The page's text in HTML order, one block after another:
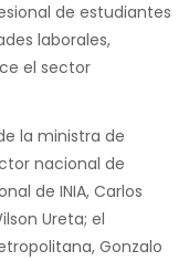
de estudiantes
laborales,
el sector
la ministra de
nacional de
de INIA, Carlos
Ureta; el
Gonzalo